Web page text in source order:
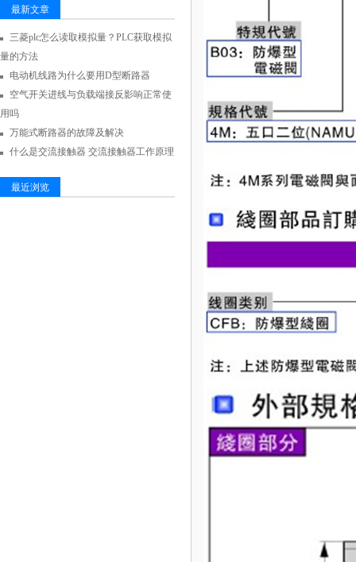
最新文章
三菱plc怎么读取模拟量？PLC获取模拟
量的方法
电动机线路为什么要用D型断路器
空气开关进线与负载端接反影响正常使
用吗
万能式断路器的故障及解决
什么是交流接触器 交流接触器工作原理
最近浏览